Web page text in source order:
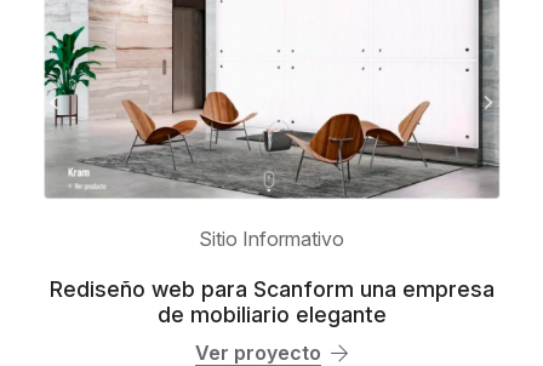
Sitio Informativo
Rediseño web para Scanform una empresa
de mobiliario elegante
Ver proyecto